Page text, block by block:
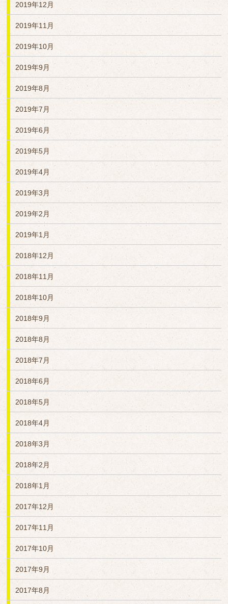
2019年12月
2019年11月
2019年10月
2019年9月
2019年8月
2019年7月
2019年6月
2019年5月
2019年4月
2019年3月
2019年2月
2019年1月
2018年12月
2018年11月
2018年10月
2018年9月
2018年8月
2018年7月
2018年6月
2018年5月
2018年4月
2018年3月
2018年2月
2018年1月
2017年12月
2017年11月
2017年10月
2017年9月
2017年8月